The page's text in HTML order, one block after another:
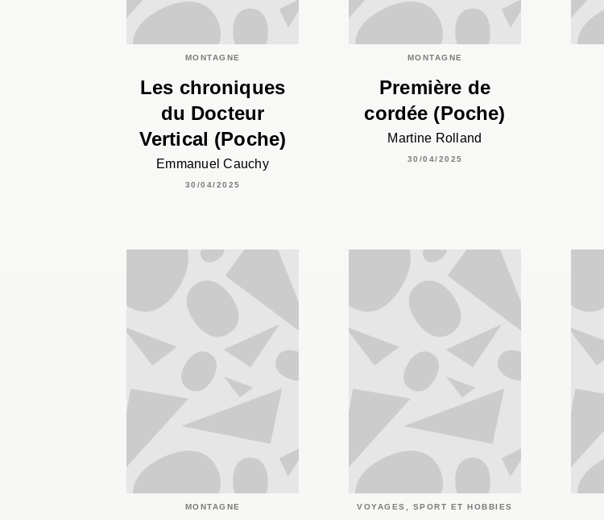
MONTAGNE
Les chroniques
du Docteur
Vertical (Poche)
Emmanuel Cauchy
30/04/2025
MONTAGNE
Première de
cordée (Poche)
Martine Rolland
30/04/2025
MONTAGNE VOYAGES, SPORT ET HOBBIES